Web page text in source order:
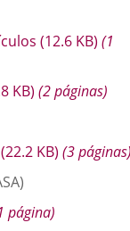
(12.6 KB) (1
KB) (2 páginas)
(22.2 KB) (3
página)